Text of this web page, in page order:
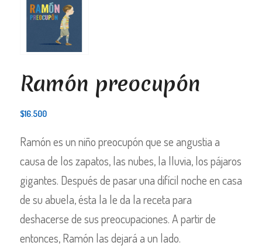
Ramón preocupón
$16.500
Ramón es un niño preocupón que se angustia a
causa de los zapatos, las nubes, la lluvia, los pájaros
gigantes. Después de pasar una difícil noche en casa
de su abuela, ésta la le da la receta para
deshacerse de sus preocupaciones. A partir de
entonces, Ramón las dejará a un lado.